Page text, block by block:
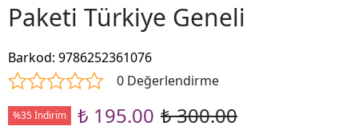
Paketi Türkiye Geneli
Barkod: 9786252361076
0 Değerlendirme
%35 İndirim ₺ 195.00 ₺ 300.00